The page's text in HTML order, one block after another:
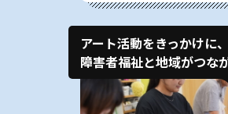
アート活動をきっかけに、
障害者福祉と地域がつな